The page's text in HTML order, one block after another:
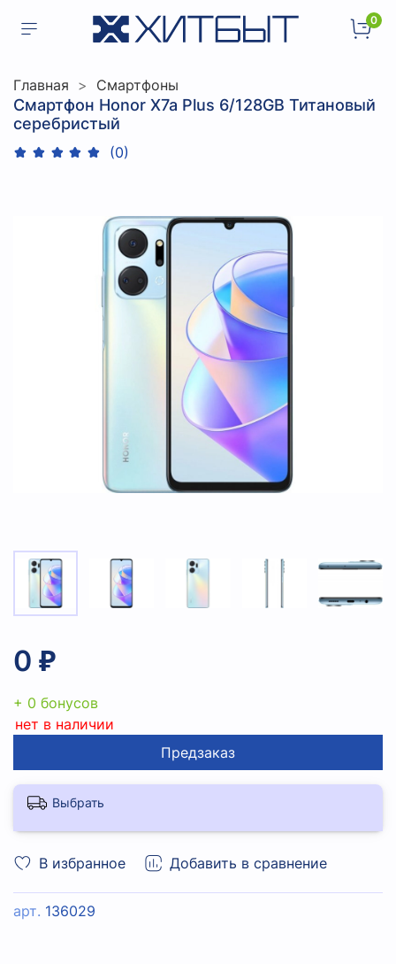
0
Главная Смартфоны
Смартфон Honor X7a Plus 6/128GB Титановый
серебристый
(0)
В избранное Добавить в сравнение
арт. 136029
0 ₽
+ 0 бонусов
нет в наличии
Предзаказ
Выбрать